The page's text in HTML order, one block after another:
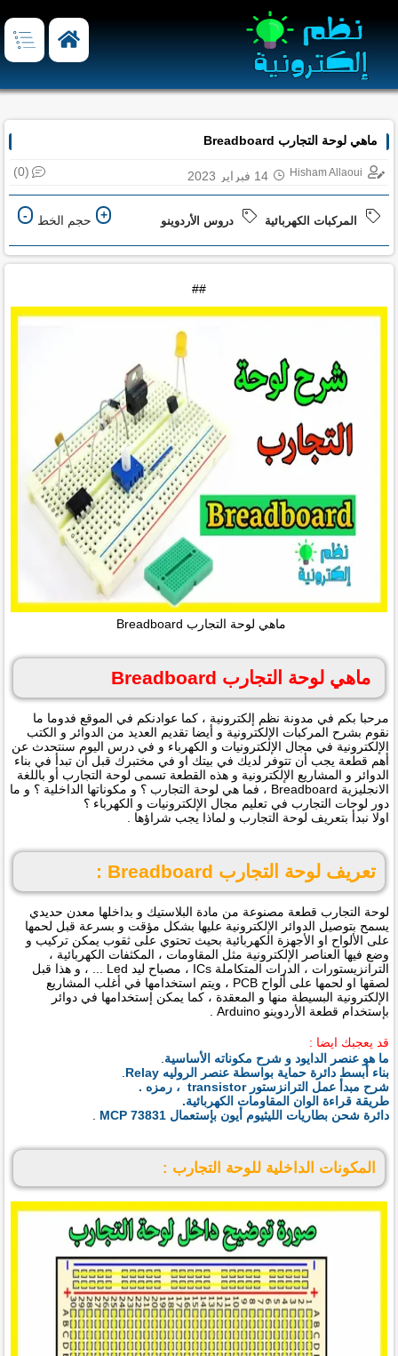
ماهي لوحة التجارب Breadboard
Hisham Allaoui 14 فبراير 2023 (0)
المركبات الكهربائية دروس الأردوينو + حجم الخط -
##
ماهي لوحة التجارب Breadboard
ماهي لوحة التجارب Breadboard
مرحبا بكم في مدونة نظم إلكترونية ، كما عوادنكم في الموقع فدوما ما
نقوم بشرح المركبات الإلكترونية و أيضا تقديم العديد من الدوائر و الكتب
الإلكترونية في مجال الإلكترونيات و الكهرباء و في درس اليوم سنتحدث عن
أهم قطعة يجب أن تتوفر لديك في بيتك او في مختبرك قبل أن تبدأ في بناء
الدوائر و المشاريع الإلكترونية و هذه القطعة تسمى لوحة التجارب أو باللغة
الانجليزية Breadboard ، فما هي لوحة التجارب ؟ و مكوناتها الداخلية ؟ و ما
دور لوحات التجارب في تعليم مجال الإلكترونيات و الكهرباء ؟
اولا نبدأ بتعريف لوحة التجارب و لماذا يجب شراؤها .
تعريف لوحة التجارب Breadboard :
لوحة التجارب قطعة مصنوعة من مادة البلاستيك و بداخلها معدن حديدي
يسمح بتوصيل الدوائر الإلكترونية عليها بشكل مؤقت و بسرعة قبل لحمها
على الألواح او الأجهزة الكهربائية بحيث تحتوي على ثقوب يمكن تركيب و
وضع فيها العناصر الإلكترونية مثل المقاومات ، المكثفات الكهربائية ،
الترانزيستورات ، الدرات المتكاملة ICs ، مصباح ليد Led ... ، و هذا قبل
لصقها او لحمها على ألواح PCB ، ويتم استخدامها في أغلب المشاريع
الإلكترونية البسيطة منها و المعقدة ، كما يمكن إستخدامها في دوائر
بإستخدام قطعة الأردوينو Arduino .
قد يعجبك ايضا :
ما هو عنصر الدايود و شرح مكوناته الأساسية
بناء أبسط دائرة حماية بواسطة عنصر الروليه Relay
شرح مبدأ عمل الترانزستور transistor ، رمزه .
طريقة قراءة الوان المقاومات الكهربائية.
دائرة شحن بطاريات الليثيوم أيون بإستعمال MCP 73831
المكونات الداخلية للوحة التجارب :